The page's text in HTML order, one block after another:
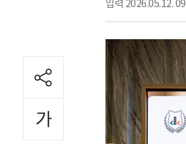
입력 2026.05.12.